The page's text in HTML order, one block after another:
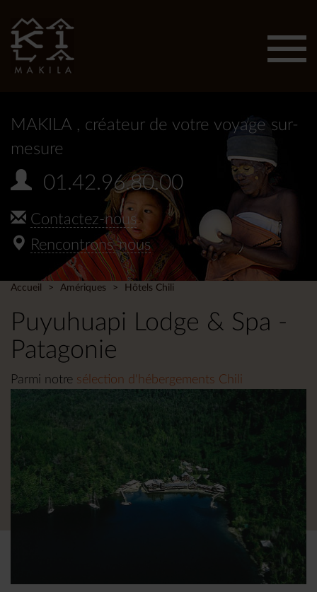
MAKILA , créateur de votre voyage sur-
mesure
01.42.96.80.00
Contactez-nous
Rencontrons-nous
Accueil Amériques Hôtels Chili
Puyuhuapi Lodge & Spa -
Patagonie
Parmi notre sélection d'hébergements Chili